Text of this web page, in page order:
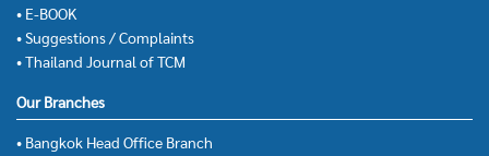
• E-BOOK
• Suggestions / Complaints
• Thailand Journal of TCM
Our Branches
• Bangkok Head Office Branch